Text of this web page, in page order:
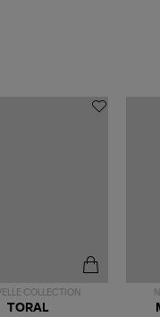
COLLECTION
TORAL